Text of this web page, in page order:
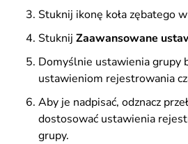
Stuknij ikonę koła zębatego
Stuknij Zaawansowane
Domyślnie ustawienia grupy
ustawieniom rejestrowania
Aby je nadpisać, odznacz
dostosować ustawienia
grupy.